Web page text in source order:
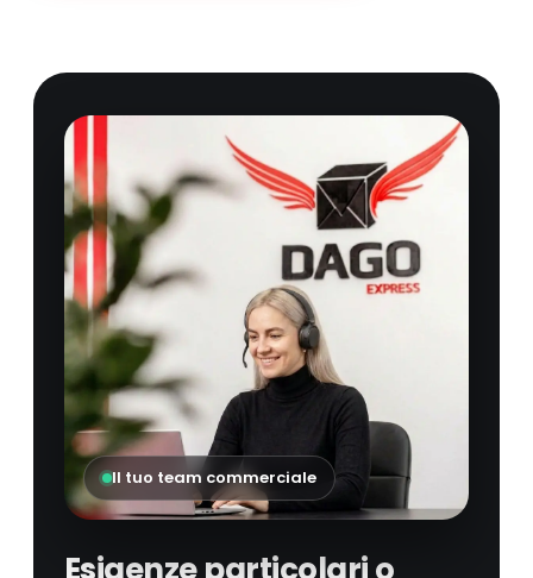
Il tuo team commerciale